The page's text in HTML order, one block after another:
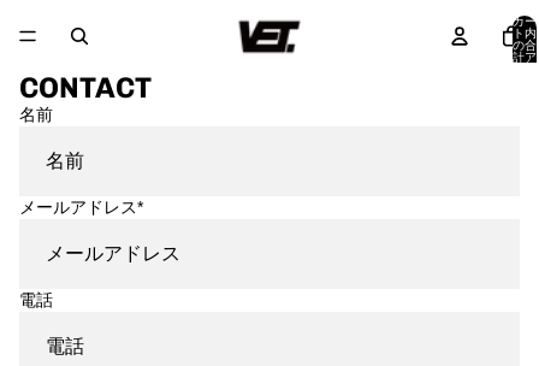
カー
ト内
の合
計ア
CONTACT
名前
メールアドレス*
電話